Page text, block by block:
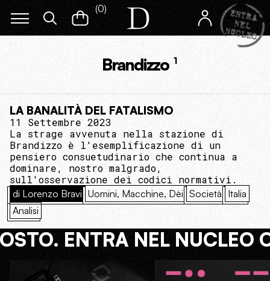
(0)
Brandizzo 1
LA BANALITÀ DEL FATALISMO
11 Settembre 2023
La strage avvenuta nella stazione di
Brandizzo è l'esemplificazione di un
pensiero consuetudinario che continua a
dominare, nostro malgrado,
sull'osservazione dei codici normativi.
di Lorenzo Bravi Uomini, Macchine, Dèi Società Italia
Analisi
ENTRA NEL NUCLEO